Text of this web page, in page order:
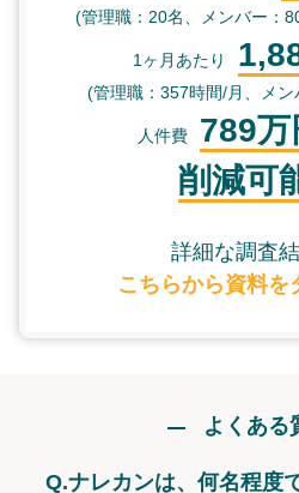
(管理職：20名、メンバー：
1ヶ月あたり
(管理職：357時間/月、メ
人件費 789万
削減可
詳細な調査結
こちらから資料を
よくある
Q.ナレカンは、何名程度